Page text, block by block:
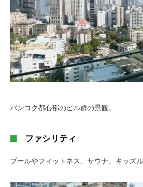
バンコク都心部のビル群の景観。
ファシリティ
プールやフィットネス、サウナ、キッズ